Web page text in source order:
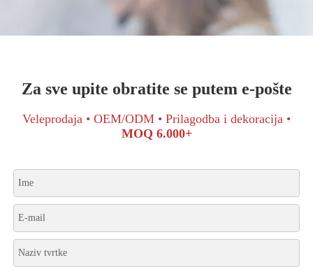
Za sve upite obratite se putem e-pošte
Veleprodaja • OEM/ODM • Prilagodba i dekoracija •
MOQ 6.000+